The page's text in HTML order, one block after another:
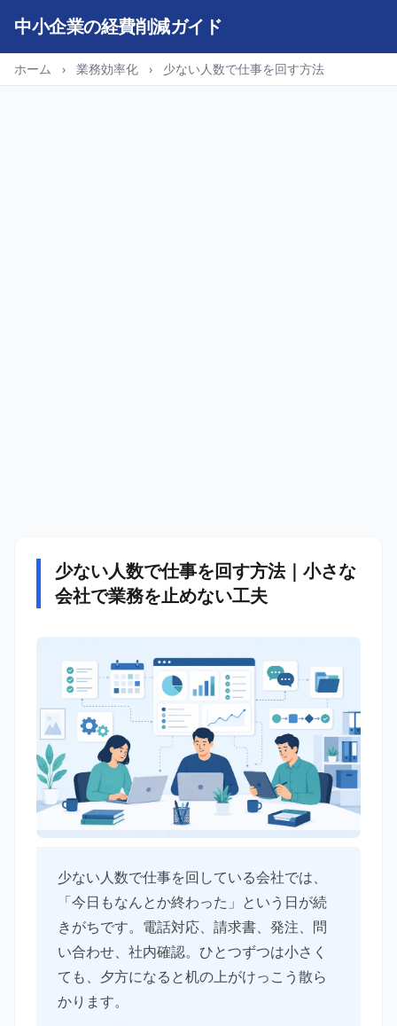
中小企業の経費削減ガイド
ホーム › 業務効率化 › 少ない人数で仕事を回す方法
少ない人数で仕事を回す方法｜小さな
会社で業務を止めない工夫
少ない人数で仕事を回している会社では、
「今日もなんとか終わった」という日が続
きがちです。電話対応、請求書、発注、問
い合わせ、社内確認。ひとつずつは小さく
ても、夕方になると机の上がけっこう散ら
かります。